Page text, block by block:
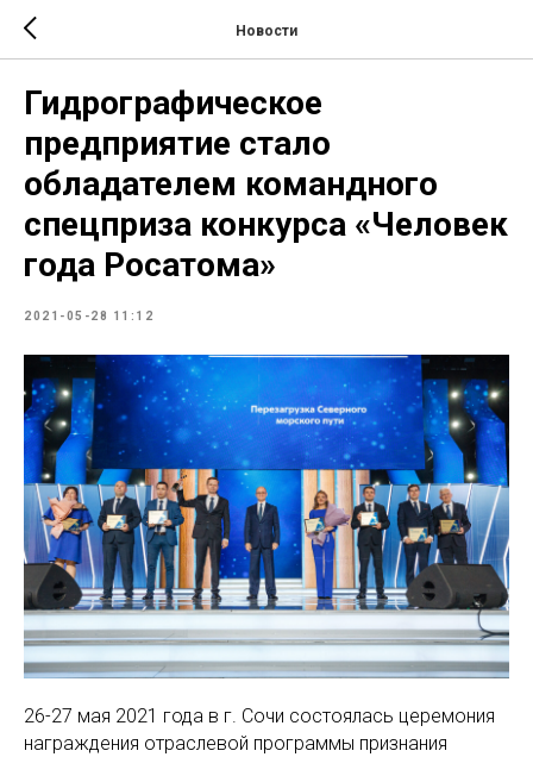
Новости
Гидрографическое
предприятие стало
обладателем командного
спецприза конкурса «Человек
года Росатома»
2021-05-28 11:12
26-27 мая 2021 года в г. Сочи состоялась церемония
награждения отраслевой программы признания